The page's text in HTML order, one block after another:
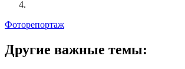
Фоторепортаж
Другие важные темы: